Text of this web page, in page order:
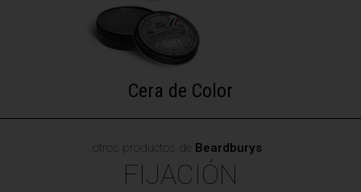
Cera de Color
otros productos de Beardburys
FIJACIÓN